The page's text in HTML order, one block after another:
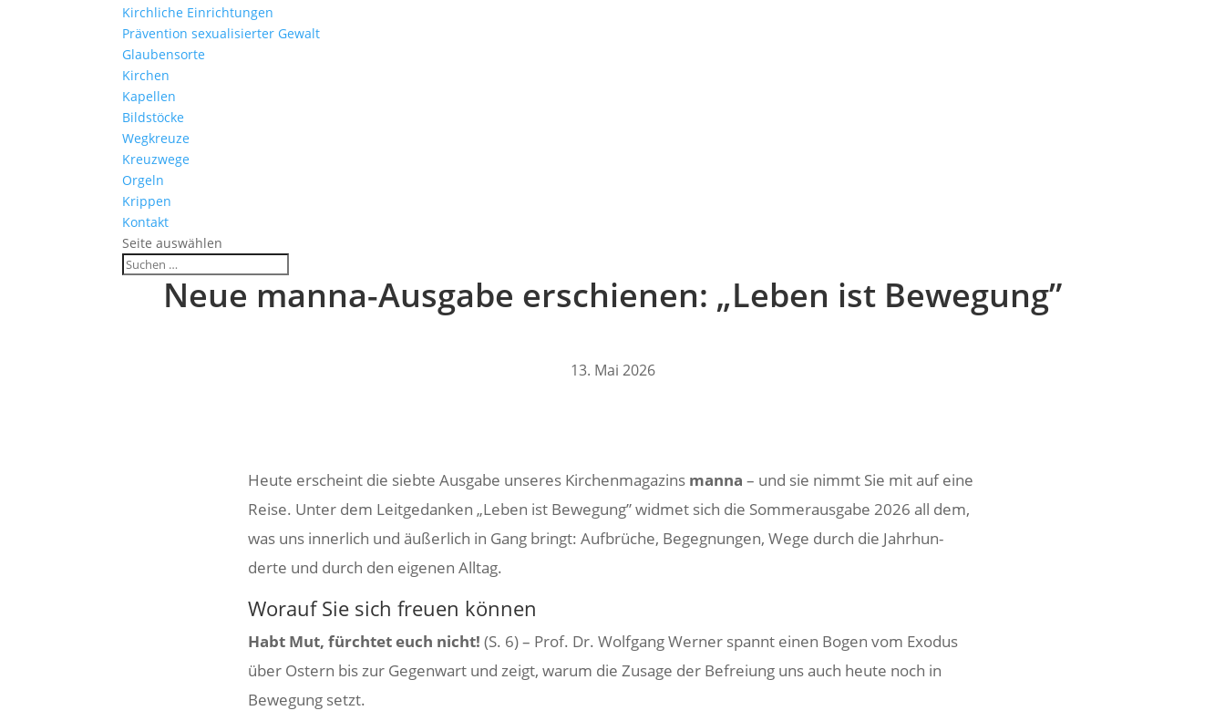
Kirch­liche Einrichtungen
Präven­tion sexua­li­sierter Gewalt
Glau­ben­s­orte
Kirchen
Kapellen
Bild­stöcke
Wegkreuze
Kreuz­wege
Orgeln
Krippen
Kontakt
Seite auswählen
Neue manna-Ausgabe erschienen: „Leben ist Bewegung”
13. Mai 2026
Heute erscheint die siebte Ausgabe unseres Kirchen­ma­ga­zins manna – und sie nimmt Sie mit auf eine
Reise. Unter dem Leit­ge­danken „Leben ist Bewe­gung” widmet sich die Sommer­aus­gabe 2026 all dem,
was uns inner­lich und äußer­lich in Gang bringt: Aufbrüche, Begeg­nungen, Wege durch die Jahr­hun­
derte und durch den eigenen Alltag.
Worauf Sie sich freuen können
Habt Mut, fürchtet euch nicht! (S. 6) – Prof. Dr. Wolf­gang Werner spannt einen Bogen vom Exodus
über Ostern bis zur Gegen­wart und zeigt, warum die Zusage der Befreiung uns auch heute noch in
Bewe­gung setzt.